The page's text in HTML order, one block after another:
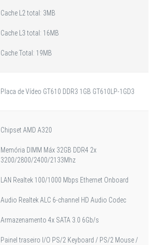
Cache L2 total: 3MB
Cache L3 total: 16MB
Cache Total: 19MB
Placa de Vídeo GT610 DDR3 1GB GT610LP-1GD3
Chipset AMD A320
Memória DIMM Máx 32GB DDR4 2x
3200/2800/2400/2133Mhz
LAN Realtek 100/1000 Mbps Ethernet Onboard
Audio Realtek ALC 6-channel HD Audio Codec
Armazenamento 4x SATA 3.0 6Gb/s
Painel traseiro I/O PS/2 Keyboard / PS/2 Mouse /